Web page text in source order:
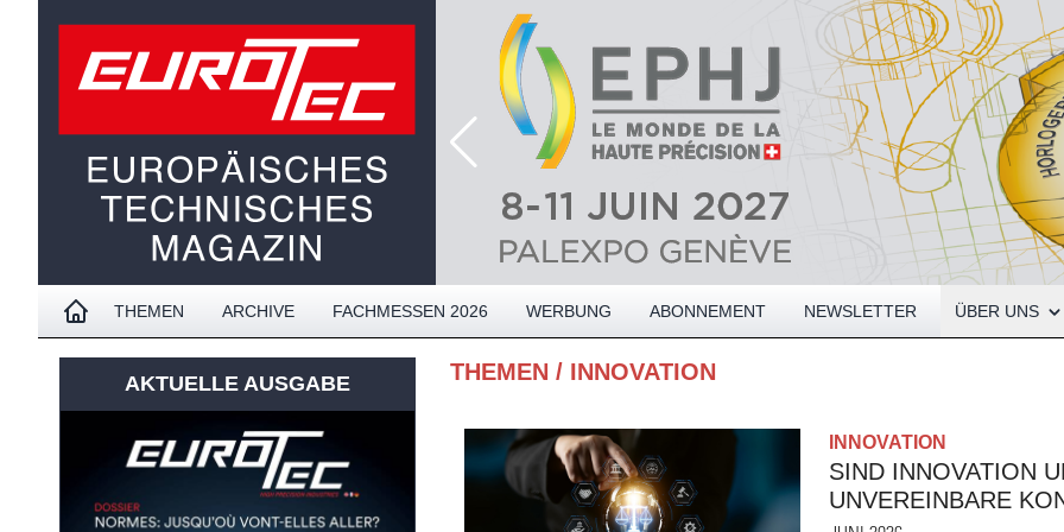
THEMEN ARCHIVE FACHMESSEN 2026 WERBUNG ABONNEMENT NEWSLETTER
ÜBER UNS
AKTUELLE AUSGABE THEMEN / INNOVATION
INNOVATION
SIND INNOVATION
UNVEREINBARE